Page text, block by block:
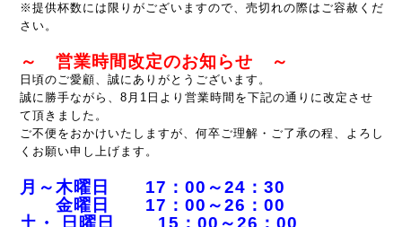
※提供杯数には限りがございますので、売切れの際はご容赦くだ
さい。
～ 営業時間改定のお知らせ ～
日頃のご愛顧、誠にありがとうございます。
誠に勝手ながら、8月1日より営業時間を下記の通りに改定させ
て頂きました。
ご不便をおかけいたしますが、何卒ご理解・ご了承の程、よろし
くお願い申し上げます。
月～木曜日 17：00～24：30
金曜日 17：00～26：00
土・ 日曜日 15：00～26：00